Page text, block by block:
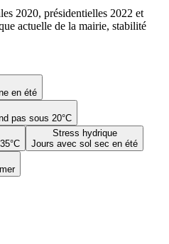
en été
pas sous 20°C
Stress hydrique
Jours avec sol sec en été
2020, présidentielles 2022 et
actuelle de la mairie, stabilité